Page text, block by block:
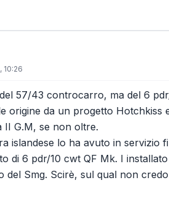
10:26
57/43 controcarro, ma del 6
origine da un progetto Hotchkiss
II G.M, se non oltre.
islandese lo ha avuto in servizio
di 6 pdr/10 cwt QF Mk. I
del Smg. Scirè, sul qual non